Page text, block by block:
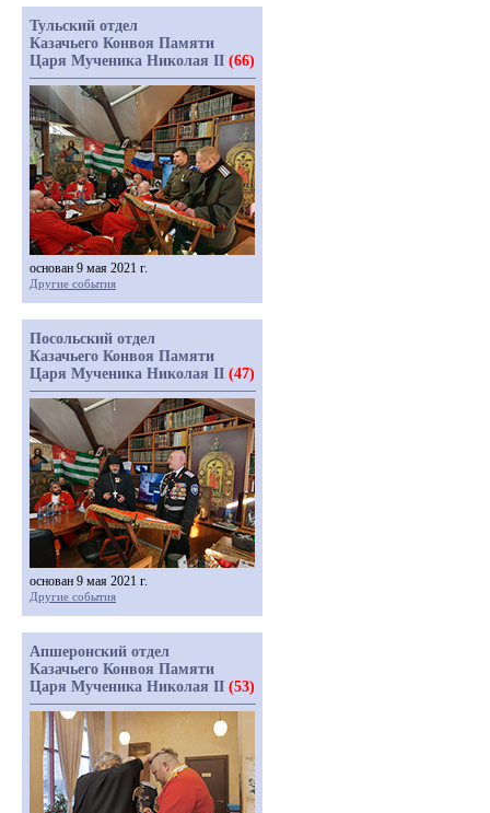
Тульский отдел
Казачьего Конвоя Памяти
Царя Мученика Николая II (66)
основан 9 мая 2021 г.
Другие события
Посольский отдел
Казачьего Конвоя Памяти
Царя Мученика Николая II (47)
основан 9 мая 2021 г.
Другие события
Апшеронский отдел
Казачьего Конвоя Памяти
Царя Мученика Николая II (53)